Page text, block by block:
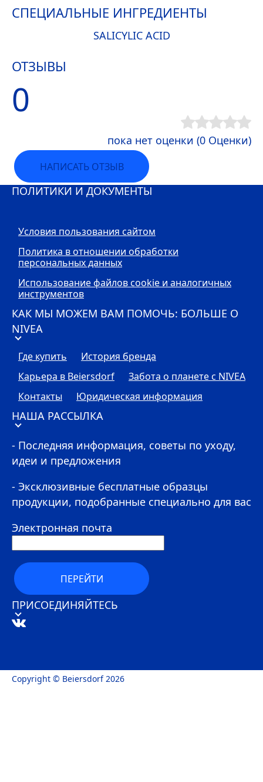
СПЕЦИАЛЬНЫЕ ИНГРЕДИЕНТЫ
SALICYLIC ACID
ОТЗЫВЫ
0
пока нет оценки (0 Оценки)
НАПИСАТЬ ОТЗЫВ
ПОЛИТИКИ И ДОКУМЕНТЫ
Условия пользования сайтом
Политика в отношении обработки
персональных данных
Использование файлов cookie и аналогичных
инструментов
КАК МЫ МОЖЕМ ВАМ ПОМОЧЬ: БОЛЬШЕ О
NIVEA
Где купить
История бренда
Карьера в Beiersdorf
Забота о планете с NIVEA
Контакты
Юридическая информация
НАША РАССЫЛКА
- Последняя информация, советы по уходу,
идеи и предложения
- Эксклюзивные бесплатные образцы
продукции, подобранные специально для вас
Электронная почта
ПЕРЕЙТИ
ПРИСОЕДИНЯЙТЕСЬ
Copyright © Beiersdorf 2026